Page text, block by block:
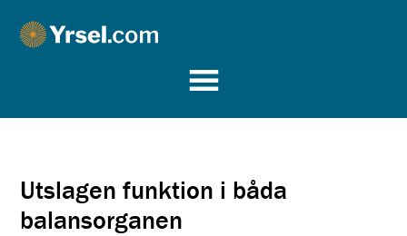
Yrsel.com
Utslagen funktion i båda
balansorganen